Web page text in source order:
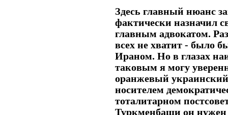
Здесь главный нюанс
фактически назначил
главным адвокатом.
всех не хватит - было
Ираном. Но в глазах
таковым я могу
оранжевый
носителем
тоталитарном
Туркменбаши он